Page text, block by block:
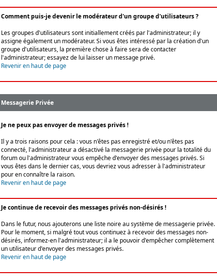
Comment puis-je devenir le modérateur d'un groupe d'utilisateurs ?
Les groupes d'utilisateurs sont initiallement créés par l'administrateur; il y
assigne également un modérateur. Si vous êtes intéressé par la création d'un
groupe d'utilisateurs, la première chose à faire sera de contacter
l'administrateur; essayez de lui laisser un message privé.
Revenir en haut de page
Messagerie Privée
Je ne peux pas envoyer de messages privés !
Il y a trois raisons pour cela : vous n'êtes pas enregistré et/ou n'êtes pas
connecté, l'administrateur a désactivé la messagerie privée pour la totalité du
forum ou l'administrateur vous empêche d'envoyer des messages privés. Si
vous êtes dans le dernier cas, vous devriez vous adresser à l'administrateur
pour en connaître la raison.
Revenir en haut de page
Je continue de recevoir des messages privés non-désirés !
Dans le futur, nous ajouterons une liste noire au système de messagerie privée.
Pour le moment, si malgré tout vous continuez à recevoir des messages non-
désirés, informez-en l'administrateur; il a le pouvoir d'empêcher complètement
un utilisateur d'envoyer des messages privés.
Revenir en haut de page